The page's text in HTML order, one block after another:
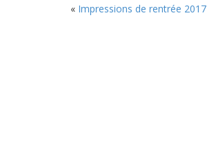
« Impressions de rentrée 2017